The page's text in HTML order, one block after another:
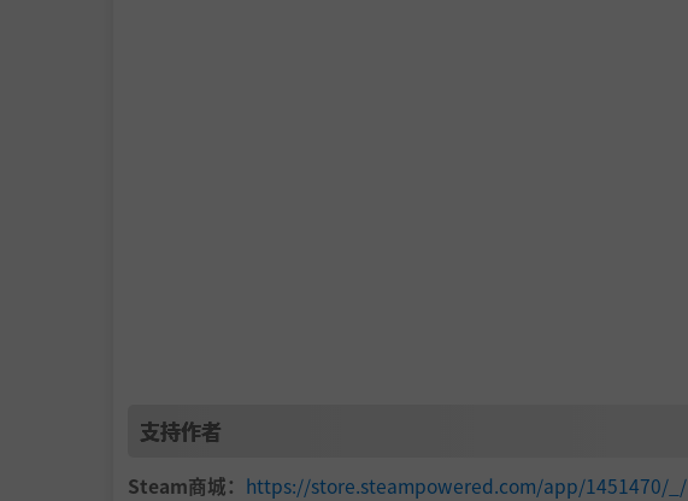
支持作者
Steam商城： https://store.steampowered.com/app/1451470/_/